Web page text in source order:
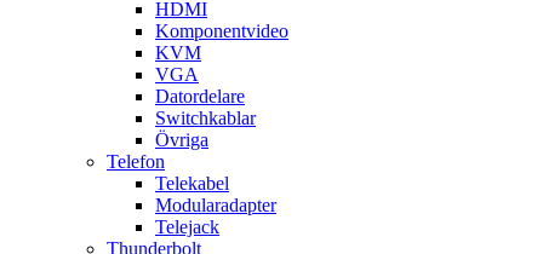
HDMI
Komponentvideo
KVM
VGA
Datordelare
Switchkablar
Övriga
Telefon
Telekabel
Modularadapter
Telejack
Thunderbolt